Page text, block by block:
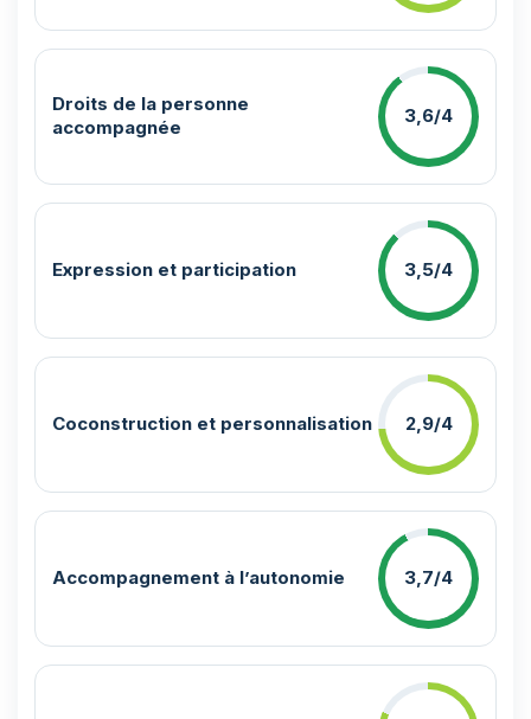
Droits de la personne
accompagnée
3,6/4
Expression et participation 3,5/4
Coconstruction et personnalisation 2,9/4
Accompagnement à l’autonomie 3,7/4